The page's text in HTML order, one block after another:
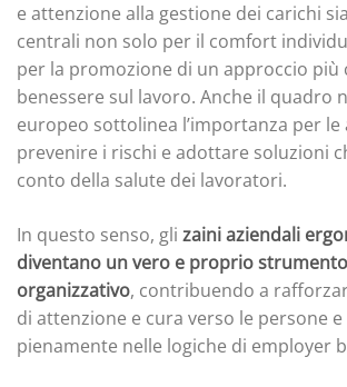
e attenzione alla gestione dei carichi
centrali non solo per il comfort
per la promozione di un approccio più
benessere sul lavoro. Anche il quadro
europeo sottolinea l’importanza per le
prevenire i rischi e adottare soluzioni
conto della salute dei lavoratori.
In questo senso, gli zaini aziendali
diventano un vero e proprio
organizzativo, contribuendo a
di attenzione e cura verso le persone
pienamente nelle logiche di employer